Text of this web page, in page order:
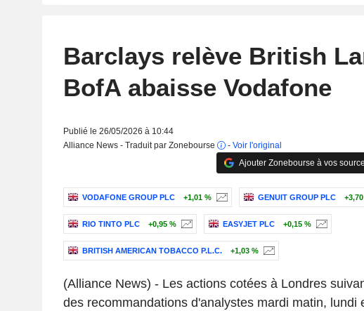
Barclays relève British
BofA abaisse Vodafone
Publié le 26/05/2026 à 10:44
Alliance News - Traduit par Zonebourse
- Voir l'original
Ajouter Zonebourse à vos
VODAFONE GROUP PLC +1,01 % GENUIT GROUP PLC
RIO TINTO PLC +0,95 % EASYJET PLC +0,15 %
BRITISH AMERICAN TOBACCO P.L.C. +1,03 %
(Alliance News) - Les actions cotées à Londres
des recommandations d'analystes mardi matin, lundi